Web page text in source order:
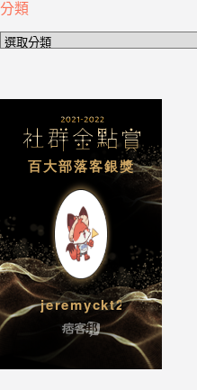
分類
分